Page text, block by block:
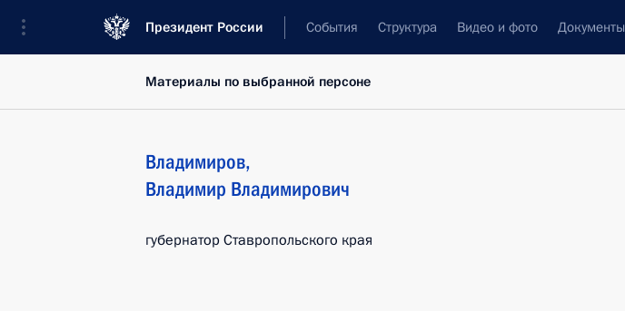
Президент России События Структура Видео и фото Документы
Материалы по выбранной персоне
Владимиров,
Владимир Владимирович
губернатор Ставропольского края